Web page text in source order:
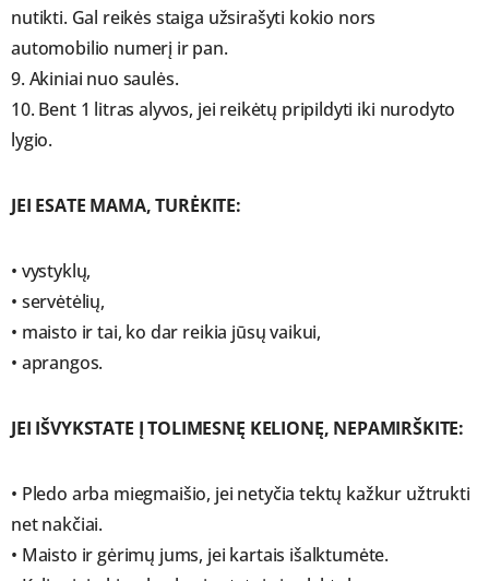
nutikti. Gal reikės staiga užsirašyti kokio nors
automobilio numerį ir pan.
9. Akiniai nuo saulės.
10. Bent 1 litras alyvos, jei reikėtų pripildyti iki nurodyto
lygio.
JEI ESATE MAMA, TURĖKITE:
• vystyklų,
• servėtėlių,
• maisto ir tai, ko dar reikia jūsų vaikui,
• aprangos.
JEI IŠVYKSTATE Į TOLIMESNĘ KELIONĘ, NEPAMIRŠKITE:
• Pledo arba miegmaišio, jei netyčia tektų kažkur užtrukti
net nakčiai.
• Maisto ir gėrimų jums, jei kartais išalktumėte.